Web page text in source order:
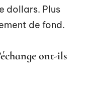
dollars. Plus
de fond.
ont-ils